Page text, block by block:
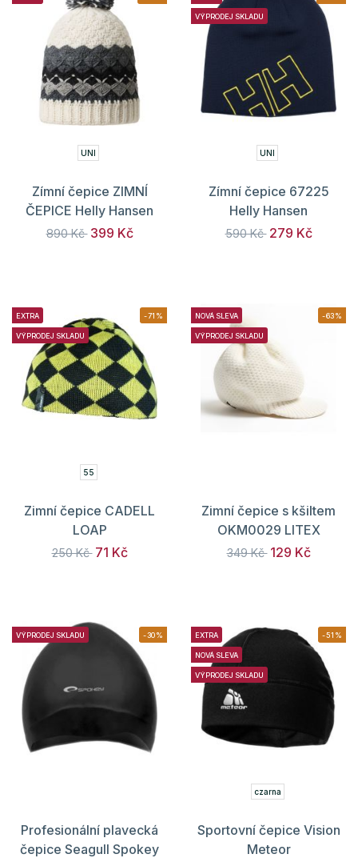
UNI
Zímní čepice ZIMNÍ
ČEPICE Helly Hansen
890 Kč 399 Kč
VÝPRODEJ SKLADU
UNI
Zímní čepice 67225
Helly Hansen
590 Kč 279 Kč
EXTRA
VÝPRODEJ SKLADU
-71%
55
Zimní čepice CADELL
LOAP
250 Kč 71 Kč
NOVÁ SLEVA
VÝPRODEJ SKLADU
-63%
Zimní čepice s kšiltem
OKM0029 LITEX
349 Kč 129 Kč
VÝPRODEJ SKLADU -30%
Profesionální plavecká
čepice Seagull Spokey
EXTRA
NOVÁ SLEVA
VÝPRODEJ SKLADU
-51%
czarna
Sportovní čepice Vision
Meteor